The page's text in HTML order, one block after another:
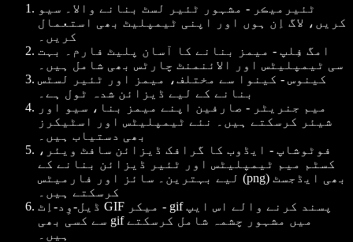
ٹئیرمیڪر - مشہور ٹئیر لسٹ بنانے والا۔ سیو
کریں، لاگ اِن ہوں اور اپنی ٹیمپلیٹ بھی استعمال
کریں۔
امگ فِلپ - میمز بنانے کا آسان پلیٹ فارم۔ بہت
سی ٹیمپلیٹس اور الائنمنٹ چارٹس بھی شامل ہیں۔
کینوس - کینوا سے مختلف، میمز اور ٹئیر لسٹس
بنانے کے لیے ڈیزائن شدہ ٹول ہے۔
میم جنریٹر - صارفین اپنے میمز بنا، سیو اور
شیئر کرسکتے ہیں۔ نئے ٹیمپلیٹس اور اسٹیکرز
بھی دستیاب ہیں۔
فوٹوشاپ - ایڈوب کا گرافک ڈیزائن سافٹ ویئر،
کسٹم میم ٹیمپلیٹس اور ٹئیر ڈیزائن بنانے کے
لیے بہترین۔ سائز اور فارمیٹس (png) بھی ایڈجسٹ
کرسکتے ہیں۔
ڈیل-وِد-اِٹ GIF میکر - gif پسند کرنے والے اس ایپ
سے کسی بھی gif میں مشہور چشمہ شامل کرسکتے
ہیں۔